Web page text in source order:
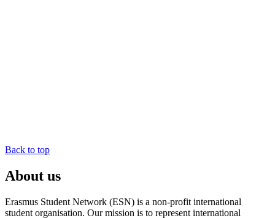
Back to top
About us
Erasmus Student Network (ESN) is a non-profit international
student organisation. Our mission is to represent international